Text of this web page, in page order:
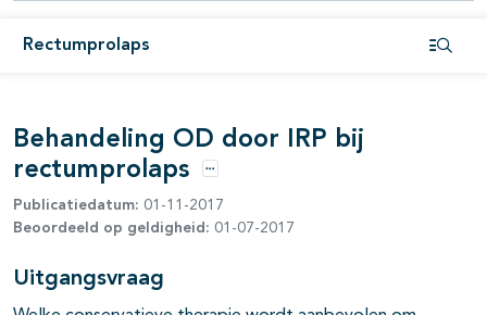
Rectumprolaps
open- en dichtklappen
Behandeling OD door IRP bij
rectumprolaps
Opties
Publicatiedatum: 01-11-2017
Beoordeeld op geldigheid: 01-07-2017
Uitgangsvraag